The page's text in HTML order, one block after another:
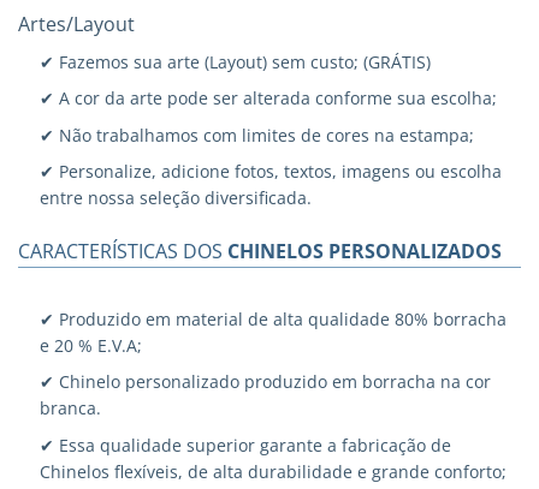
Artes/Layout
✔ Fazemos sua arte (Layout) sem custo; (GRÁTIS)
✔ A cor da arte pode ser alterada conforme sua escolha;
✔ Não trabalhamos com limites de cores na estampa;
✔ Personalize, adicione fotos, textos, imagens ou escolha
entre nossa seleção diversificada.
CARACTERÍSTICAS DOS CHINELOS PERSONALIZADOS
✔ Produzido em material de alta qualidade 80% borracha
e 20 % E.V.A;
✔ Chinelo personalizado produzido em borracha na cor
branca.
✔ Essa qualidade superior garante a fabricação de
Chinelos flexíveis, de alta durabilidade e grande conforto;